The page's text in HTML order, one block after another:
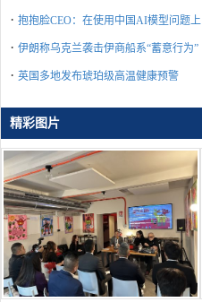
· 抱抱脸CEO：在使用中国AI模型问题
· 伊朗称乌克兰袭击伊商船系“蓄意行为”
· 英国多地发布琥珀级高温健康预警
精彩图片